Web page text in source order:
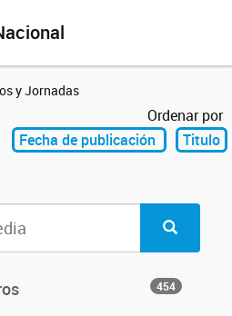
y Jornadas
Ordenar por
Fecha de publicación
Titulo
454